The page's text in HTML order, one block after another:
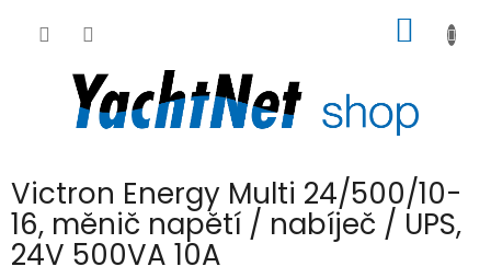
KOŠÍK
Victron Energy Multi 24/500/10-
16, měnič napětí / nabíječ / UPS,
24V 500VA 10A